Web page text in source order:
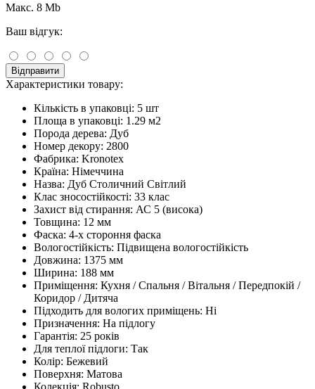
Макс. 8 Mb
Ваш відгук:
Відправити
Характеристики товару:
Кількість в упаковці: 5 шт
Площа в упаковці: 1.29 м2
Порода дерева: Дуб
Номер декору: 2800
Фабрика: Kronotex
Країна: Німеччина
Назва: Дуб Столичний Світлий
Клас зносостійкості: 33 клас
Захист від стирання: АС 5 (висока)
Товщина: 12 мм
Фаска: 4-х стороння фаска
Вологостійкість: Підвищена вологостійкість
Довжина: 1375 мм
Ширина: 188 мм
Приміщення: Кухня / Спальня / Вітальня / Передпокій /
Коридор / Дитяча
Підходить для вологих приміщень: Ні
Призначення: На підлогу
Гарантія: 25 років
Для теплої підлоги: Так
Колір: Бежевий
Поверхня: Матова
Колекція: Robusto